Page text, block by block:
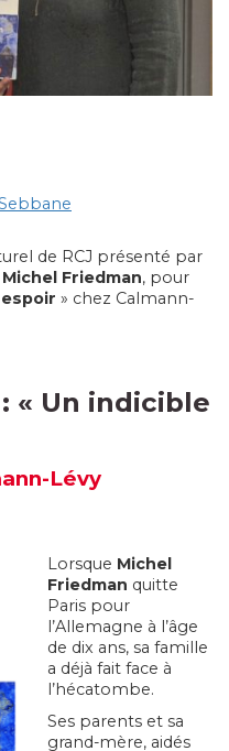
de RCJ présenté par
Michel Friedman, pour
» chez Calmann-
« Un indicible
Lévy
Lorsque Michel
Friedman quitte
Paris pour
l’Allemagne à l’âge
de dix ans, sa famille
a déjà fait face à
l’hécatombe.
Ses parents et sa
grand-mère, aidés